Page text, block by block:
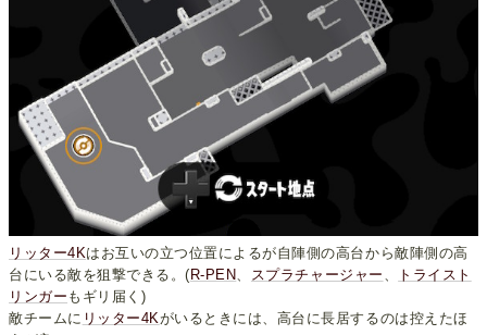
リッター4Kはお互いの立つ位置によるが自陣側の高台から敵陣側の高
台にいる敵を狙撃できる。(R-PEN スプラチャージャー
トライスト
リンガー もギリ届く)
敵チームに リッター4Kがいるときには、高台に長居するのは控えたほ